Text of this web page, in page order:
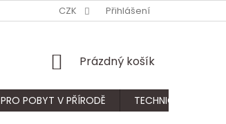
CZK Přihlášení
NÁKUPNÍ
Prázdný košík
PRO POBYT V PŘÍRODĚ
TECHNICKÝ